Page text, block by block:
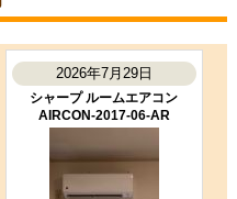
受注満足度 ★★★☆☆
2026年7月29日
シャープ ルームエアコン
AIRCON-2017-06-AR